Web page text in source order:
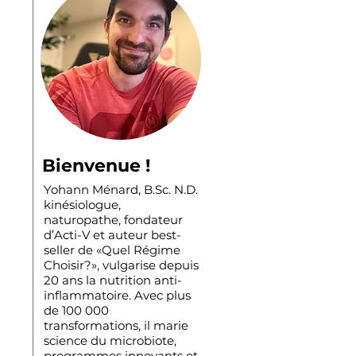
Bienvenue !
Yohann Ménard, B.Sc. N.D.
kinésiologue,
naturopathe, fondateur
d’Acti-V et auteur best-
seller de «Quel Régime
Choisir?», vulgarise depuis
20 ans la nutrition anti-
inflammatoire. Avec plus
de 100 000
transformations, il marie
science du microbiote,